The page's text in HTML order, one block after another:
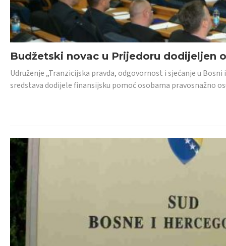
Budžetski novac u Prijedoru dodijeljen
Udruženje „Tranzicijska pravda, odgovornost i sjećanje u
sredstava dodijele finansijsku pomoć osobama pravosnažno